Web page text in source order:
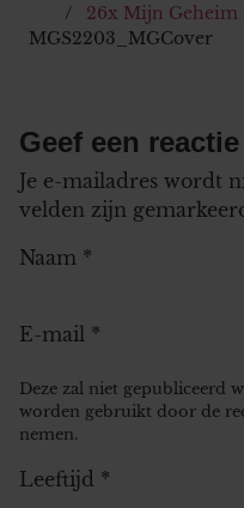
26x Mijn Geheim
MGS2203_MGCover
Geef een reactie
Je e-mailadres wordt
velden zijn
Naam *
E-mail *
Deze zal niet gepubliceerd
worden gebruikt door de
nemen.
Leeftijd *